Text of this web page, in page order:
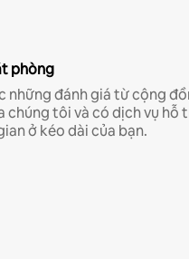
phòng
những đánh giá từ cộng
chúng tôi và có dịch vụ hỗ
ở kéo dài của bạn.